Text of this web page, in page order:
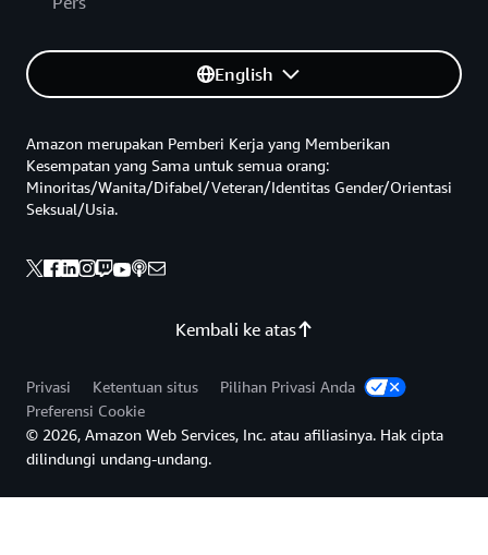
English
Kembali ke atas
Amazon merupakan Pemberi Kerja yang Memberikan
Kesempatan yang Sama untuk semua orang:
Minoritas/Wanita/Difabel/Veteran/Identitas Gender/Orientasi
Seksual/Usia.
Privasi Ketentuan situs
Pilihan Privasi Anda
Preferensi Cookie
© 2026, Amazon Web Services, Inc. atau afiliasinya. Hak cipta
dilindungi undang-undang.